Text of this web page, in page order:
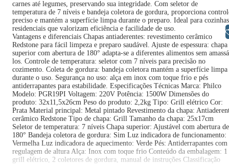
carnes até legumes, preservando sua integridade. Com seletor de
temperatura de 7 níveis e bandeja coletora de gordura, proporciona
preciso e mantém a superfície limpa durante o preparo. Ideal para cozinhas
residenciais que valorizam eficiência e facilidade de uso.
Vantagens e diferenciais Chapas antiaderentes: revestimento cerâmico
Redstone para fácil limpeza e preparo saudável. Ajuste de espessura: chapa
superior com abertura de 180° adapta-se a diferentes alimentos sem
los. Controle de temperatura: seletor com 7 níveis para precisão no
cozimento. Coleta de gordura: bandeja coletora mantém a superfície limpa
durante o uso. Segurança no uso: alça em inox com toque frio e pés
antiderrapantes para estabilidade. Especificações Técnicas Marca: Philco
Modelo: PGR19PI Voltagem: 220V Potência: 1500W Dimensões do
produto: 32x11,5x26cm Peso do produto: 2,2kg Tipo: Grill elétrico Cor:
Prata Material principal: Metal pintado Revestimento da chapa:
cerâmico Redstone Tipo de chapa: Grill Tamanho da chapa: 25x17cm
Seletor de temperatura: 7 níveis Chapa superior: Ajustável com abertura de
180° Bandeja coletora de gordura: Sim Luz indicadora de funcionamento:
Vermelha Luz indicadora de aquecimento: Verde Pés: Antiderrapantes com
regulagem de altura Alça: Inox com toque frio Conteúdo da embalagem: 1
grill elétrico, 2 coletores de gordura, manual de instruções Classificação